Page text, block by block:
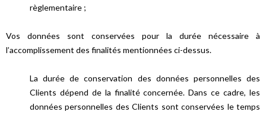
règlementaire ;
Vos données sont conservées pour la durée nécessaire à
l’accomplissement des finalités mentionnées ci-dessus.
La durée de conservation des données personnelles des
Clients dépend de la finalité concernée. Dans ce cadre, les
données personnelles des Clients sont conservées le temps